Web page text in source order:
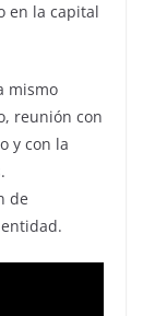
en la capital
mismo
reunión con
y con la
de